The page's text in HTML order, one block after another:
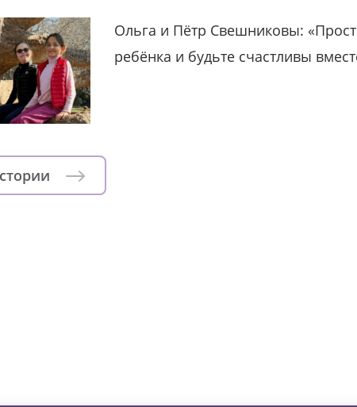
Ольга и Пётр Свешниковы:
ребёнка и будьте счастливы